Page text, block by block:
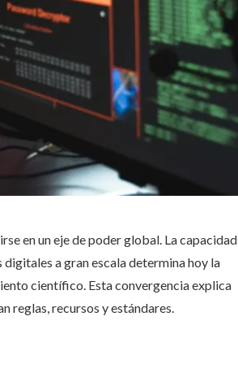
en un eje de poder global. La capacidad
a gran escala determina hoy la
científico. Esta convergencia explica
reglas, recursos y estándares.